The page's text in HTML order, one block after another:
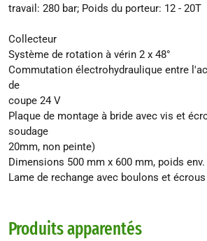
travail: 280 bar; Poids du porteur: 12 - 20T
Collecteur
Système de rotation à vérin 2 x 48°
Commutation électrohydraulique entre
de
coupe 24 V
Plaque de montage à bride avec vis et
soudage
20mm, non peinte)
Dimensions 500 mm x 600 mm, poids
Lame de rechange avec boulons et
Produits apparentés